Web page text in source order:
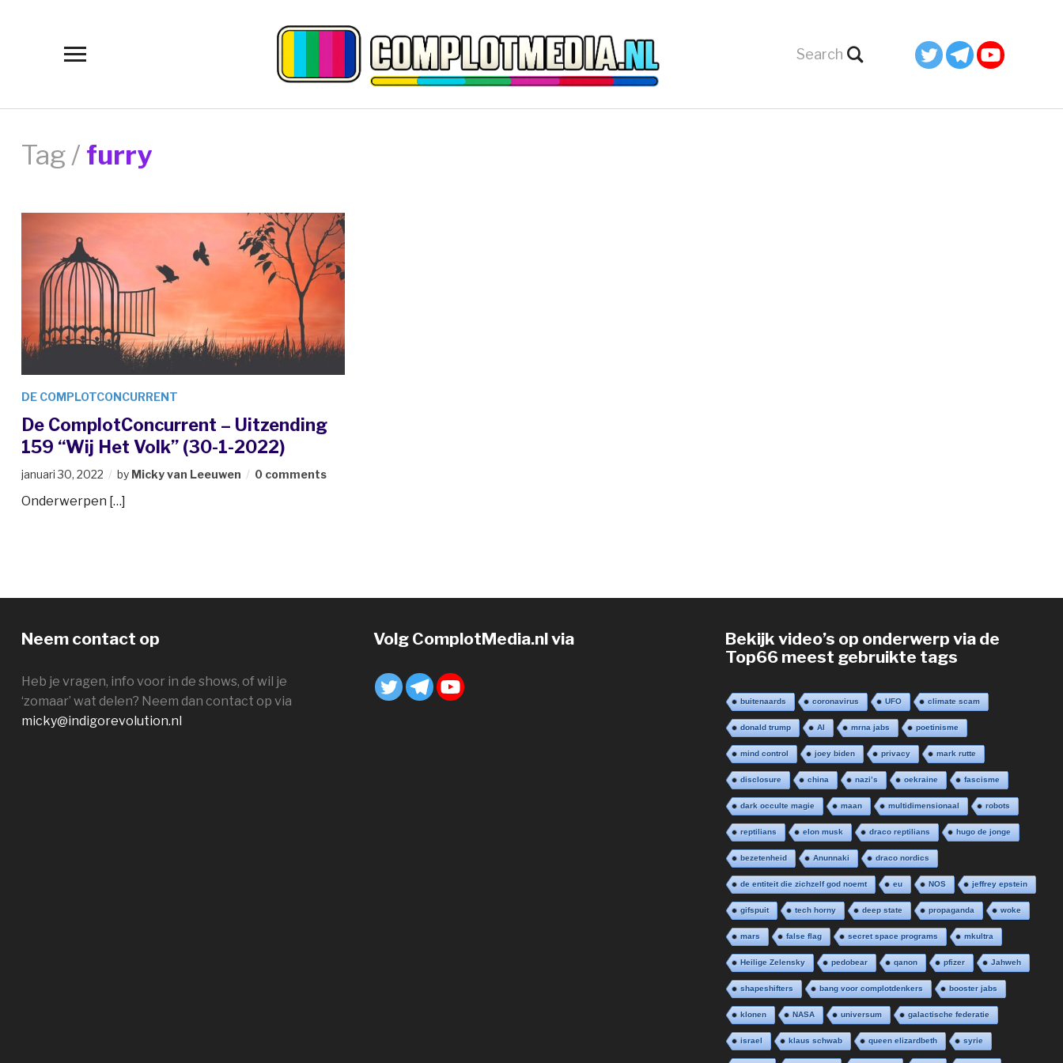
Toggle
Tag / furry
DE COMPLOTCONCURRENT
De ComplotConcurrent – Uitzending
159 “Wij Het Volk” (30-1-2022)
januari 30, 2022 by Micky van Leeuwen 0 comments
Onderwerpen […]
Neem contact op
Heb je vragen, info voor in de shows, of wil je
‘zomaar’ wat delen? Neem dan contact op via
micky@indigorevolution.nl
Volg ComplotMedia.nl via
Bekijk video’s op onderwerp via de
Top66 meest gebruikte tags
buitenaards coronavirus UFO climate scam
donald trump AI mrna jabs poetinisme
mind control joey biden privacy mark rutte
disclosure china nazi’s oekraine fascisme
dark occulte magie maan multidimensionaal robots
reptilians elon musk draco reptilians hugo de jonge
bezetenheid Anunnaki draco nordics
de entiteit die zichzelf god noemt eu NOS jeffrey epstein
gifspuit tech horny deep state propaganda woke
mars false flag secret space programs mkultra
Heilige Zelensky pedobear qanon pfizer Jahweh
shapeshifters bang voor complotdenkers booster jabs
klonen NASA universum galactische federatie
israel klaus schwab queen elizardbeth syrie